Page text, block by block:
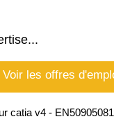
Voir les offres
catia v4 -